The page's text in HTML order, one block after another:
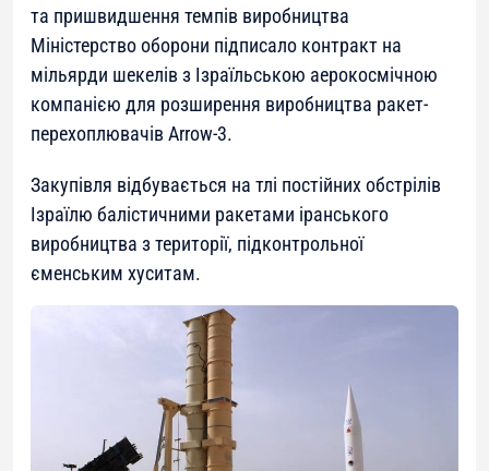
та пришвидшення темпів виробництва
Міністерство оборони підписало контракт на
мільярди шекелів з Ізраїльською аерокосмічною
компанією для розширення виробництва ракет-
перехоплювачів Arrow-3.
Закупівля відбувається на тлі постійних обстрілів
Ізраїлю балістичними ракетами іранського
виробництва з території, підконтрольної
єменським хуситам.